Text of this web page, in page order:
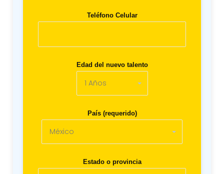
Teléfono Celular
Edad del nuevo talento
País (requerido)
Estado o provincia